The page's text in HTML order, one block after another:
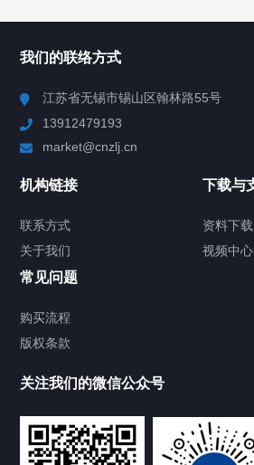
Chiller高精度制冷循环器
TCU温度控制单元
Chiller气体控温系统
Chamber试验箱
我们的联络方式
江苏省无锡市锡山区翰林路55号
13912479193
market@cnzlj.cn
机构链接
联系方式
关于我们
下载与
资料下载
视频中心
常见问题
购买流程
版权条款
关注我们的微信公众号